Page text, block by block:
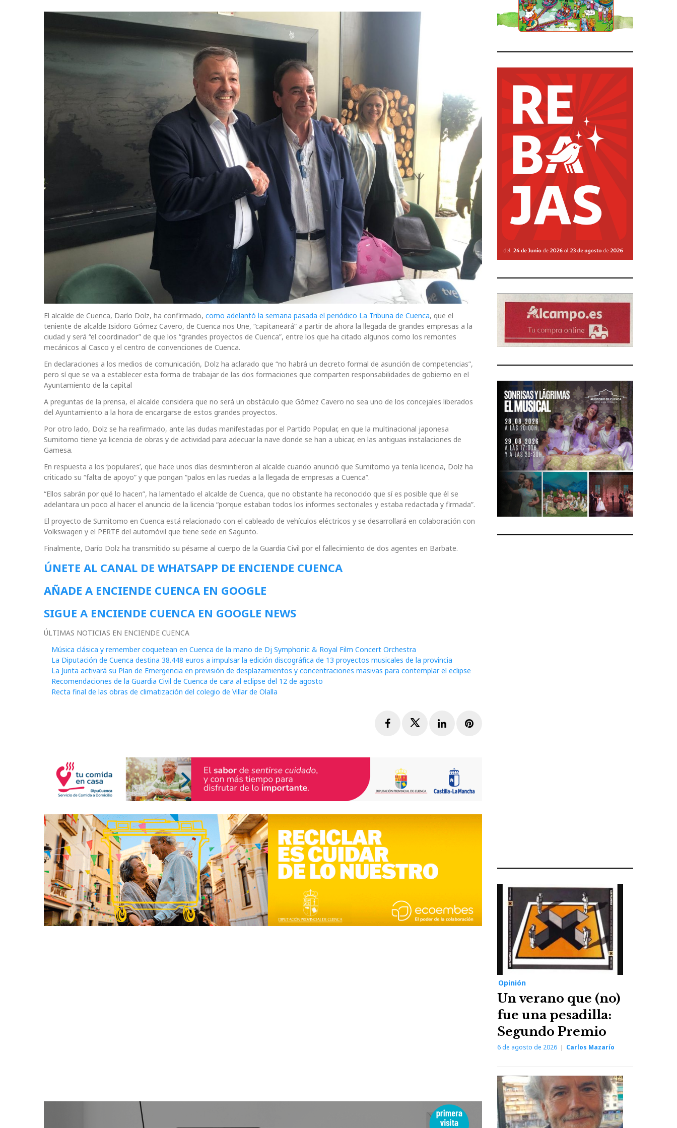
El alcalde de Cuenca, Darío Dolz, ha confirmado, como adelantó la semana pasada el periódico La Tribuna de Cuenca, que el
teniente de alcalde Isidoro Gómez Cavero, de Cuenca nos Une, “capitaneará” a partir de ahora la llegada de grandes empresas a la
ciudad y será “el coordinador” de que los “grandes proyectos de Cuenca”, entre los que ha citado algunos como los remontes
mecánicos al Casco y el centro de convenciones de Cuenca.
En declaraciones a los medios de comunicación, Dolz ha aclarado que “no habrá un decreto formal de asunción de competencias”,
pero sí que se va a establecer esta forma de trabajar de las dos formaciones que comparten responsabilidades de gobierno en el
Ayuntamiento de la capital
A preguntas de la prensa, el alcalde considera que no será un obstáculo que Gómez Cavero no sea uno de los concejales liberados
del Ayuntamiento a la hora de encargarse de estos grandes proyectos.
Por otro lado, Dolz se ha reafirmado, ante las dudas manifestadas por el Partido Popular, en que la multinacional japonesa
Sumitomo tiene ya licencia de obras y de actividad para adecuar la nave donde se han a ubicar, en las antiguas instalaciones de
Gamesa.
En respuesta a los ‘populares’, que hace unos días desmintieron al alcalde cuando anunció que Sumitomo ya tenía licencia, Dolz ha
criticado su “falta de apoyo” y que pongan “palos en las ruedas a la llegada de empresas a Cuenca”.
“Ellos sabrán por qué lo hacen”, ha lamentado el alcalde de Cuenca, que no obstante ha reconocido que sí es posible que él se
adelantara un poco al hacer el anuncio de la licencia “porque estaban todos los informes sectoriales y estaba redactada y firmada”.
El proyecto de Sumitomo en Cuenca está relacionado con el cableado de vehículos eléctricos y se desarrollará en colaboración con
Volkswagen y el PERTE del automóvil que tiene sede en Sagunto.
Finalmente, Darío Dolz ha transmitido su pésame al cuerpo de la Guardia Civil por el fallecimiento de dos agentes en Barbate.
ÚNETE AL CANAL DE WHATSAPP DE ENCIENDE CUENCA
AÑADE A ENCIENDE CUENCA EN GOOGLE
SIGUE A ENCIENDE CUENCA EN GOOGLE NEWS
ÚLTIMAS NOTICIAS EN ENCIENDE CUENCA
Música clásica y remember coquetean en Cuenca de la mano de Dj Symphonic & Royal Film Concert Orchestra
La Diputación de Cuenca destina 38.448 euros a impulsar la edición discográfica de 13 proyectos musicales de la provincia
La Junta activará su Plan de Emergencia en previsión de desplazamientos y concentraciones masivas para contemplar el eclipse
Recomendaciones de la Guardia Civil de Cuenca de cara al eclipse del 12 de agosto
Recta final de las obras de climatización del colegio de Villar de Olalla
FacebookTwitterLinkedInPinterest
Opinión
Un verano que (no)
fue una pesadilla:
Segundo Premio
6 de agosto de 2026 Carlos Mazarío